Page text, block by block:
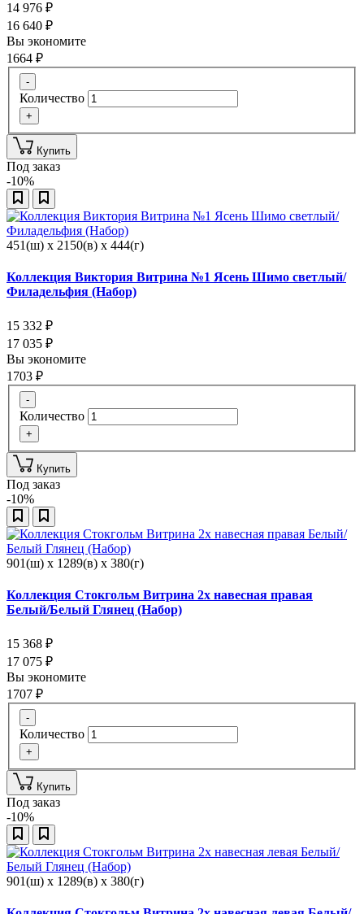
14 976 ₽
16 640 ₽
Вы экономите
1664 ₽
-
Количество
+
Купить
Под заказ
-10%
451(ш) x 2150(в) x 444(г)
Коллекция Виктория Витрина №1 Ясень Шимо светлый/
Филадельфия (Набор)
15 332 ₽
17 035 ₽
Вы экономите
1703 ₽
-
Количество
+
Купить
Под заказ
-10%
901(ш) x 1289(в) x 380(г)
Коллекция Стокгольм Витрина 2х навесная правая
Белый/Белый Глянец (Набор)
15 368 ₽
17 075 ₽
Вы экономите
1707 ₽
-
Количество
+
Купить
Под заказ
-10%
901(ш) x 1289(в) x 380(г)